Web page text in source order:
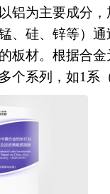
上，主要依据
改委、国家经
国家海关总署
气监测中心、中
提供的大量资料
关企业和科研单
具行业的供给与
市场消费变化等
未来，智能家
绿色化方向发
发展趋势，智
引入更多传感
知和自适应调节
为智能家具行业
据分析和人工智
个性化服务。此
铝为主要成分
、硅、锌等）
板材。根据合
个系列，如1系
金）、7系（铝锌
高强、耐腐蚀、
、建筑、电子电
。随着全球对节